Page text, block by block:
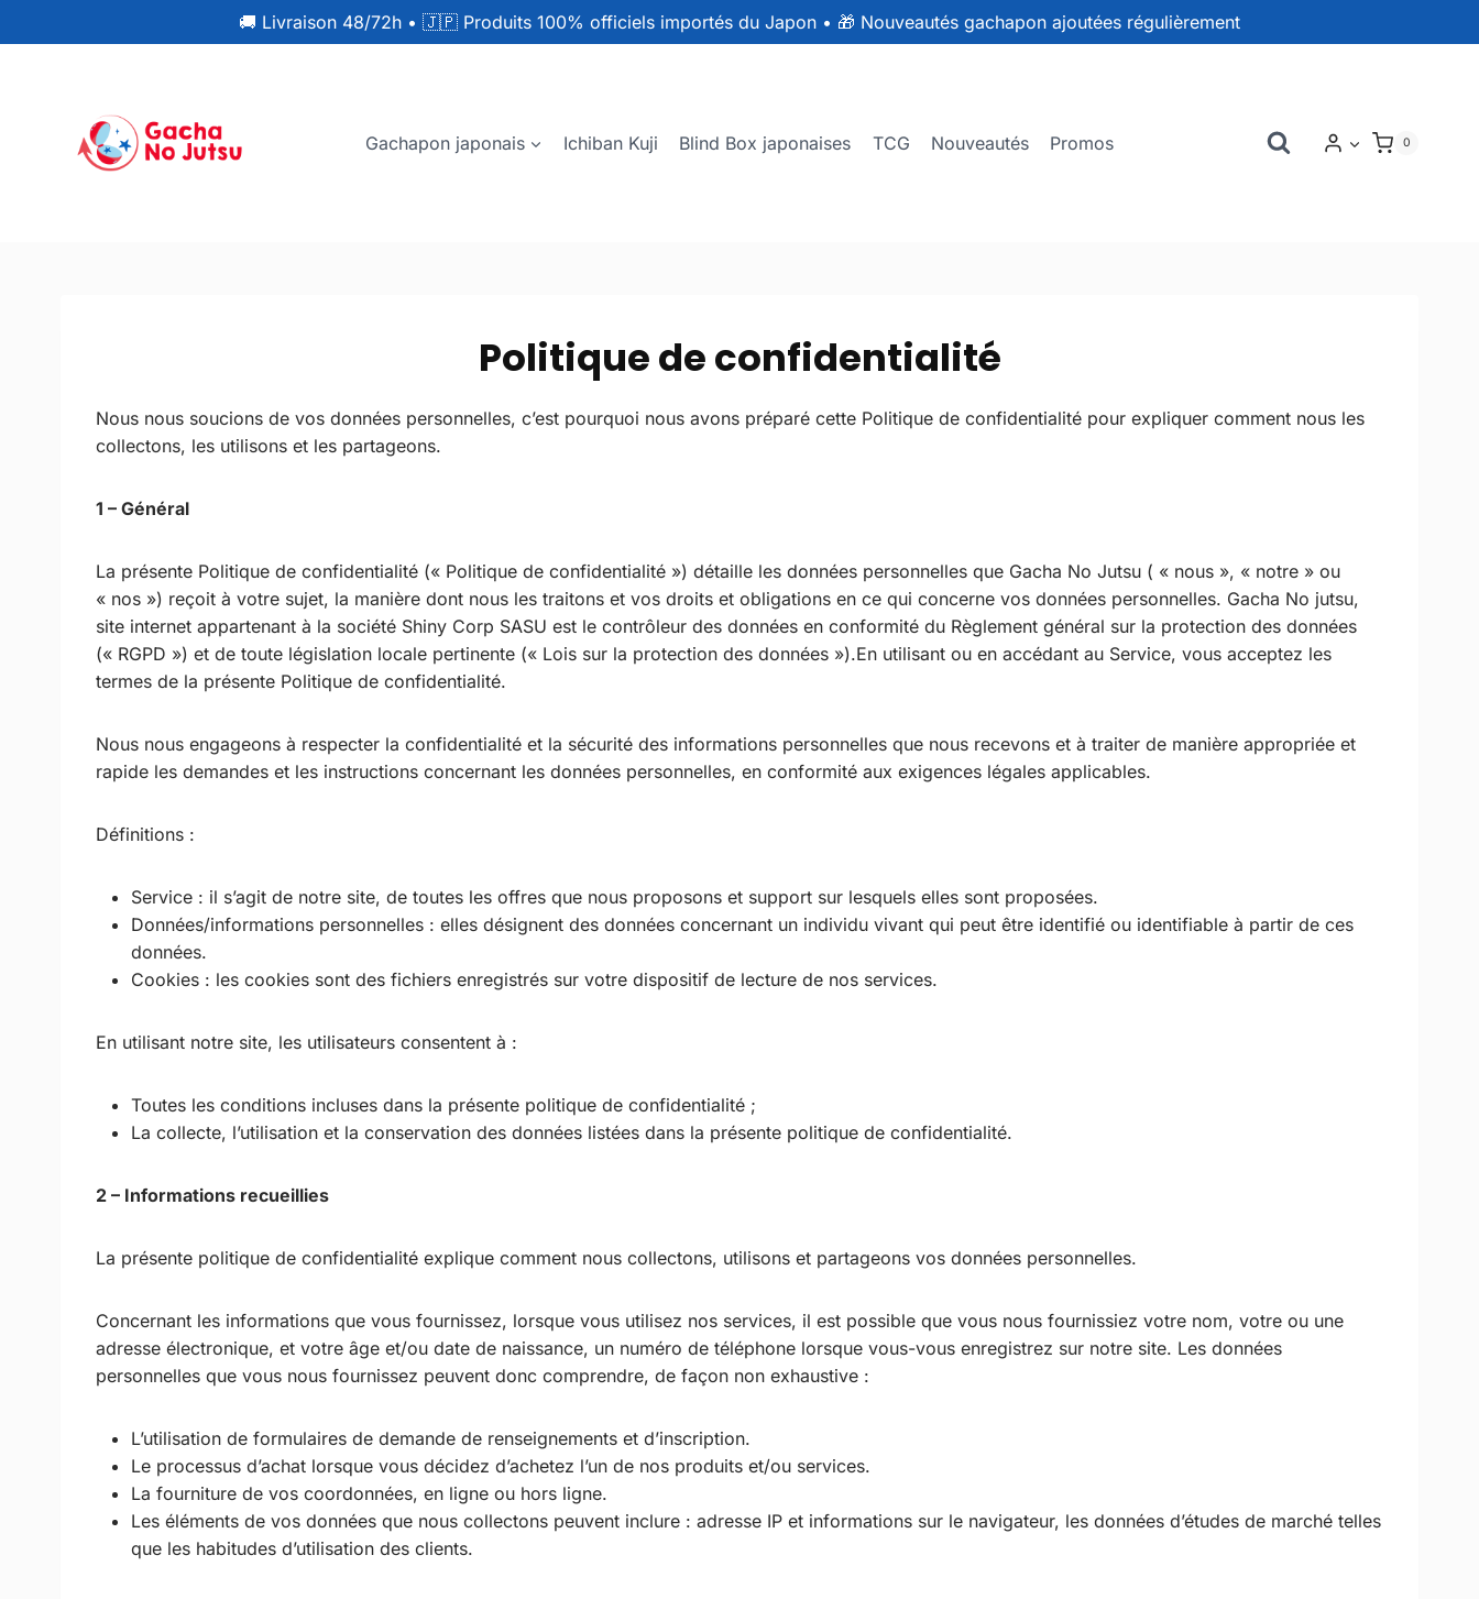
🚚 Livraison 48/72h • 🇯🇵 Produits 100% officiels importés du Japon • 🎁 Nouveautés gachapon ajoutées régulièrement
Gachapon japonais Ichiban Kuji Blind Box japonaises TCG Nouveautés Promos 0
Politique de confidentialité
Nous nous soucions de vos données personnelles, c’est pourquoi nous avons préparé cette Politique de confidentialité pour expliquer comment nous les
collectons, les utilisons et les partageons.
1 – Général
La présente Politique de confidentialité (« Politique de confidentialité ») détaille les données personnelles que Gacha No Jutsu ( « nous », « notre » ou
« nos ») reçoit à votre sujet, la manière dont nous les traitons et vos droits et obligations en ce qui concerne vos données personnelles. Gacha No jutsu,
site internet appartenant à la société Shiny Corp SASU est le contrôleur des données en conformité du Règlement général sur la protection des données
(« RGPD ») et de toute législation locale pertinente (« Lois sur la protection des données »).En utilisant ou en accédant au Service, vous acceptez les
termes de la présente Politique de confidentialité.
Nous nous engageons à respecter la confidentialité et la sécurité des informations personnelles que nous recevons et à traiter de manière appropriée et
rapide les demandes et les instructions concernant les données personnelles, en conformité aux exigences légales applicables.
Définitions :
Service : il s’agit de notre site, de toutes les offres que nous proposons et support sur lesquels elles sont proposées.
Données/informations personnelles : elles désignent des données concernant un individu vivant qui peut être identifié ou identifiable à partir de ces
données.
Cookies : les cookies sont des fichiers enregistrés sur votre dispositif de lecture de nos services.
En utilisant notre site, les utilisateurs consentent à :
Toutes les conditions incluses dans la présente politique de confidentialité ;
La collecte, l’utilisation et la conservation des données listées dans la présente politique de confidentialité.
2 – Informations recueillies
La présente politique de confidentialité explique comment nous collectons, utilisons et partageons vos données personnelles.
Concernant les informations que vous fournissez, lorsque vous utilisez nos services, il est possible que vous nous fournissiez votre nom, votre ou une
adresse électronique, et votre âge et/ou date de naissance, un numéro de téléphone lorsque vous-vous enregistrez sur notre site. Les données
personnelles que vous nous fournissez peuvent donc comprendre, de façon non exhaustive :
L’utilisation de formulaires de demande de renseignements et d’inscription.
Le processus d’achat lorsque vous décidez d’achetez l’un de nos produits et/ou services.
La fourniture de vos coordonnées, en ligne ou hors ligne.
Les éléments de vos données que nous collectons peuvent inclure : adresse IP et informations sur le navigateur, les données d’études de marché telles
que les habitudes d’utilisation des clients.